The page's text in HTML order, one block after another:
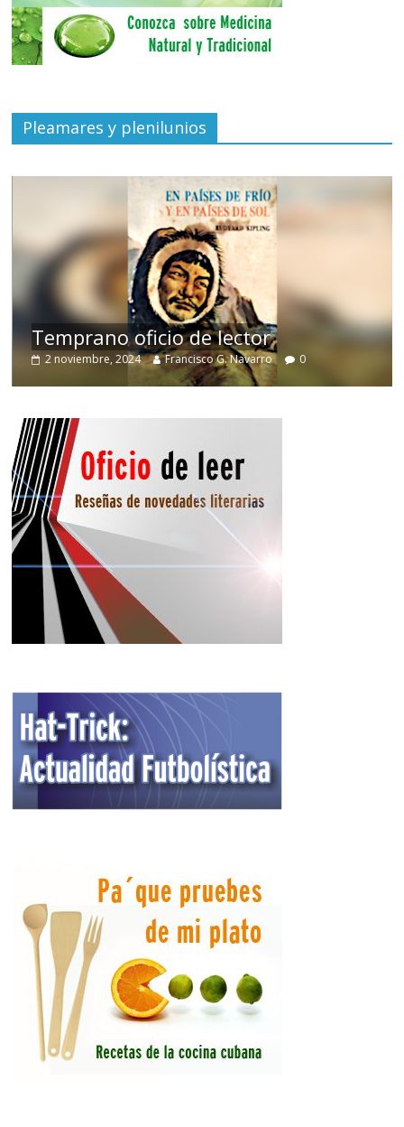
Pleamares y plenilunios
Temprano oficio de lector
2 noviembre, 2024 Francisco G. Navarro 0